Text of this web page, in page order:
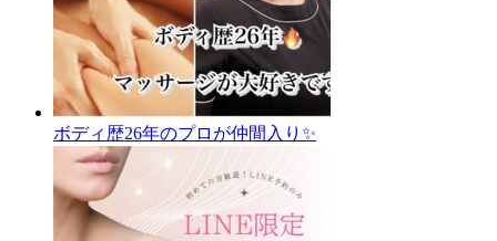
ボディ歴26年のプロが仲間入り✨